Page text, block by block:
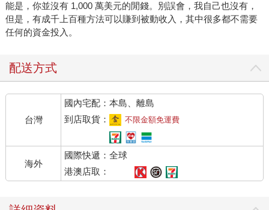
能是，你並沒有 1,000 萬美元的閒錢。別誤會，我自己也沒有，
但是，有成千上百種方法可以賺到被動收入，其中很多都不需要
任何的資金投入。
配送方式
台灣
國內宅配：本島、離島
到店取貨：
不限金額免運費
海外
國際快遞：全球
港澳店取：